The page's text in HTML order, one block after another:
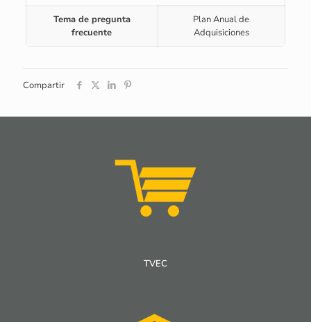
Tema de pregunta
frecuente
Plan Anual de
Adquisiciones
Compartir
TVEC